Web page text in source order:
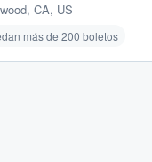
CA, US
más de 200 boletos